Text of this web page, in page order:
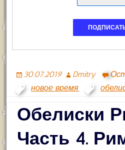
30.07.2019 Dmitry
новое время,
Обелиски
Часть 4.